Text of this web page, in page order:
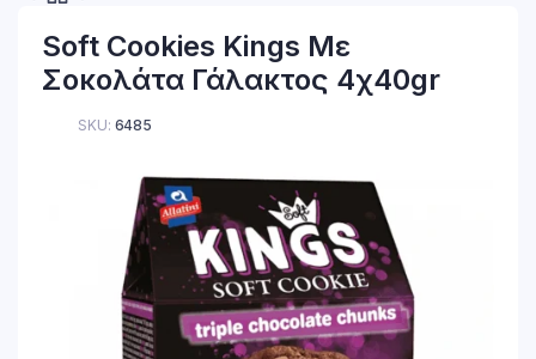
Soft Cookies Kings Με
Σοκολάτα Γάλακτος 4χ40gr
SKU: 6485